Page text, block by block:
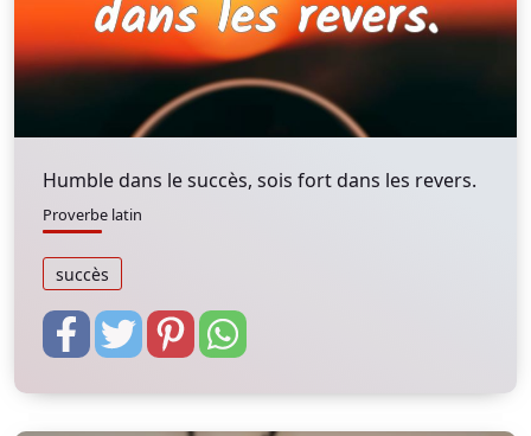
Humble dans le succès, sois fort dans les revers.
Proverbe latin
succès